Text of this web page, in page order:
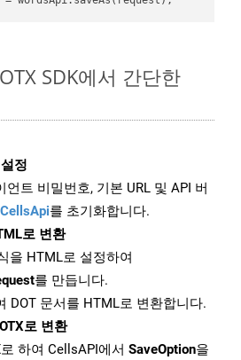
SDK에서 간단한
정
언트 비밀번호, 기본 URL 및 API 버
CellsApi를 초기화합니다.
로 변환
을 HTML로 설정하여
를 만듭니다.
DOT 문서를 HTML로 변환합니다.
로 변환
하여 CellsAPI에서 SaveOption을